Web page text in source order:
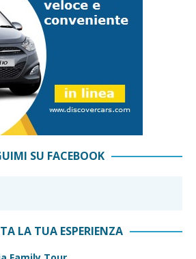
SU FACEBOOK
LA TUA ESPERIENZA